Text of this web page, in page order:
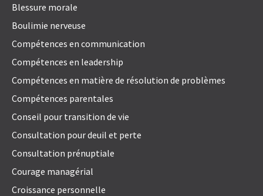
Blessure morale
Boulimie nerveuse
Compétences en communication
Compétences en leadership
Compétences en matière de résolution de problèmes
Compétences parentales
Conseil pour transition de vie
Consultation pour deuil et perte
Consultation prénuptiale
Courage managérial
Croissance personnelle